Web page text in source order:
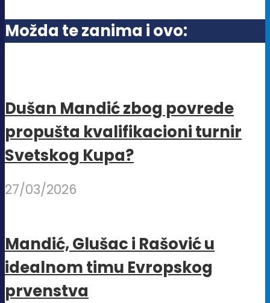
Možda te zanima i ovo:
Dušan Mandić zbog povrede
propušta kvalifikacioni turnir
Svetskog Kupa?
27/03/2026
Mandić, Glušac i Rašović u
idealnom timu Evropskog
prvenstva